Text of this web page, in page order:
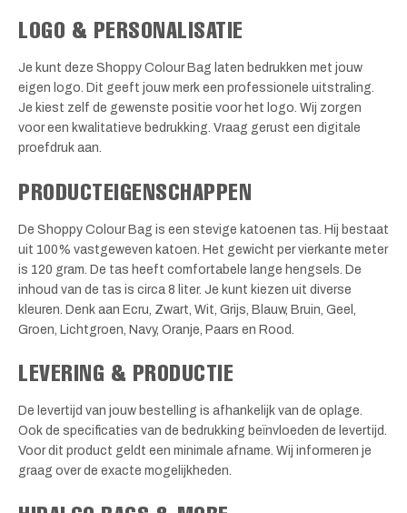
LOGO & PERSONALISATIE
Je kunt deze Shoppy Colour Bag laten bedrukken met jouw
eigen logo. Dit geeft jouw merk een professionele uitstraling.
Je kiest zelf de gewenste positie voor het logo. Wij zorgen
voor een kwalitatieve bedrukking. Vraag gerust een digitale
proefdruk aan.
PRODUCTEIGENSCHAPPEN
De Shoppy Colour Bag is een stevige katoenen tas. Hij bestaat
uit 100% vastgeweven katoen. Het gewicht per vierkante meter
is 120 gram. De tas heeft comfortabele lange hengsels. De
inhoud van de tas is circa 8 liter. Je kunt kiezen uit diverse
kleuren. Denk aan Ecru, Zwart, Wit, Grijs, Blauw, Bruin, Geel,
Groen, Lichtgroen, Navy, Oranje, Paars en Rood.
LEVERING & PRODUCTIE
De levertijd van jouw bestelling is afhankelijk van de oplage.
Ook de specificaties van de bedrukking beïnvloeden de levertijd.
Voor dit product geldt een minimale afname. Wij informeren je
graag over de exacte mogelijkheden.